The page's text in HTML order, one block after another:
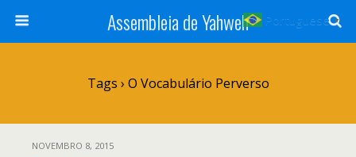
Assembleia de Yahweh
Tags › O Vocabulário Perverso
NOVEMBRO 8, 2015
Portuguese ▼